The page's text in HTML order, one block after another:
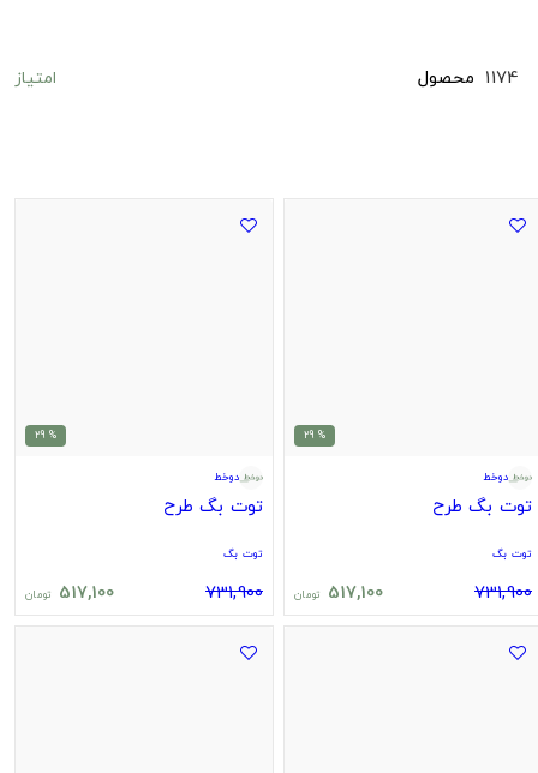
1174 محصول امتیاز
% 29
دوخط
توت بگ طرح
توت بگ
731,900
517,100 تومان
% 29
دوخط
توت بگ طرح
توت بگ
731,900
517,100 تومان